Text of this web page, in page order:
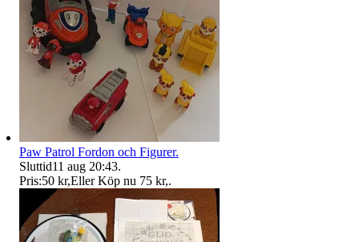
Paw Patrol Fordon och Figurer.
Sluttid11 aug 20:43.
Pris:50 kr,Eller Köp nu 75 kr,.